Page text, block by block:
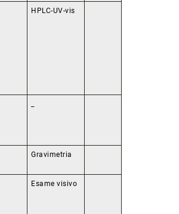
HPLC-UV-vis
Gravimetria
Esame visivo